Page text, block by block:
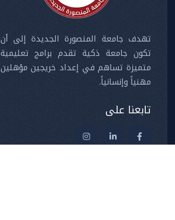
تهدف جامعة المنصورة الجديدة إلى أن
تكون جامعة ذكية تقدم برامج تعليمية
متميزة تساهم في إعداد خريجين مؤهلين
مهنياً وإنسانياً.
تابعنا على